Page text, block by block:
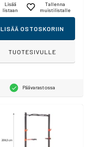
Lisää
listaan
Tallenna
muistilistalle
LISÄÄ OSTOSKORIIN
TUOTESIVULLE
Päävarastossa